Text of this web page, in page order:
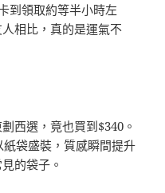
到領取約等半小時左
相比，真的是運氣不
西選，竟也買到$340。
袋盛裝，質感瞬間提升
的袋子。